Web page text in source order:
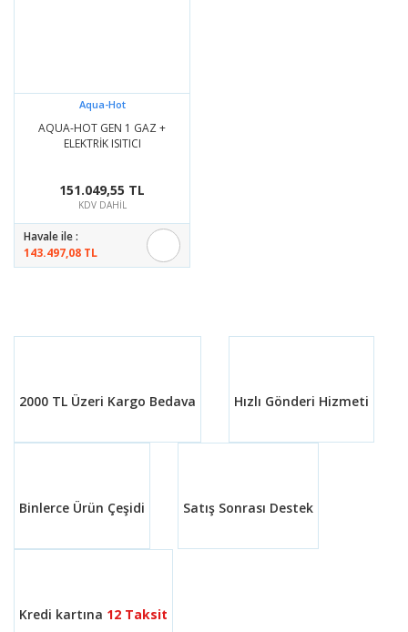
Aqua-Hot
AQUA-HOT GEN 1 GAZ +
ELEKTRİK ISITICI
151.049,55 TL
KDV DAHİL
Havale ile :
143.497,08 TL
2000 TL Üzeri Kargo Bedava Hızlı Gönderi Hizmeti
Binlerce Ürün Çeşidi Satış Sonrası Destek
Kredi kartına 12 Taksit